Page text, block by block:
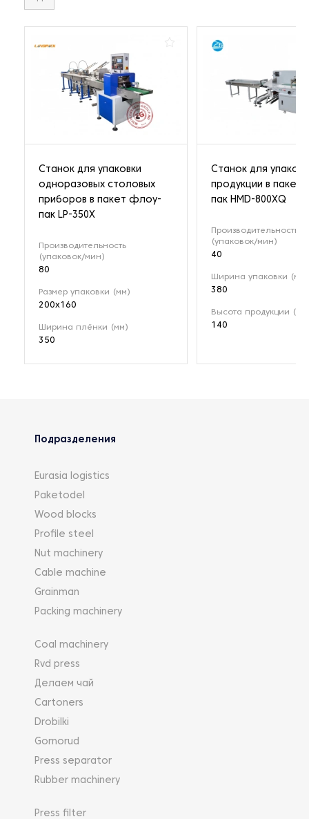
Станок для упаковки
одноразовых столовых
приборов в пакет флоу-
пак LP-350X
Производительность
(упаковок/мин)
80
Размер упаковки (мм)
200x160
Ширина плёнки (мм)
350
Станок для
продукции в пакет
пак HMD-800XQ
Производительность
(упаковок/мин)
40
Ширина упаковки (мм)
380
Высота продукции
140
Подразделения
Eurasia logistics
Paketodel
Wood blocks
Profile steel
Nut machinery
Cable machine
Grainman
Packing machinery
Coal machinery
Rvd press
Делаем чай
Cartoners
Drobilki
Gornorud
Press separator
Rubber machinery
Press filter